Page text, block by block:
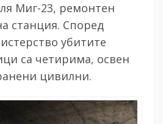
Миг-23, ремонтен
станция. Според
убитите
са четирима, освен
цивилни.